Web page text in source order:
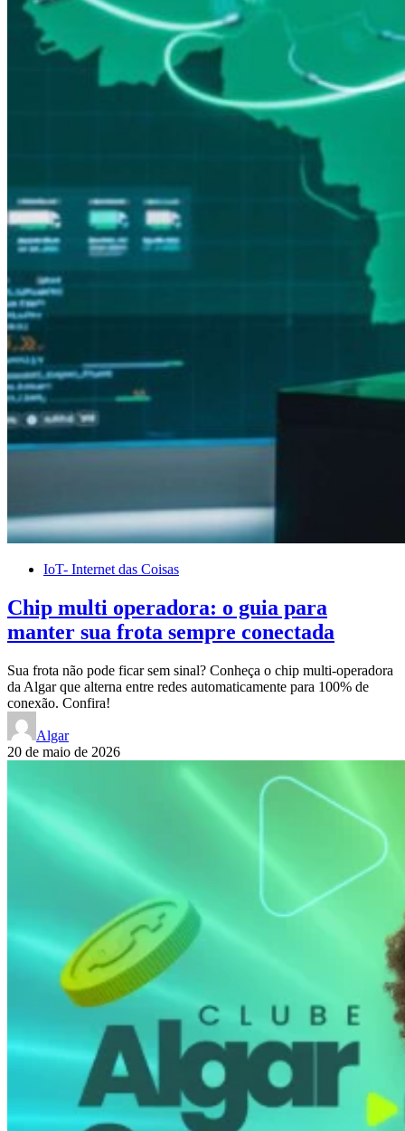
IoT- Internet das Coisas
Chip multi operadora: o guia para
manter sua frota sempre conectada
Sua frota não pode ficar sem sinal? Conheça o chip multi-operadora
da Algar que alterna entre redes automaticamente para 100% de
conexão. Confira!
Algar
20 de maio de 2026